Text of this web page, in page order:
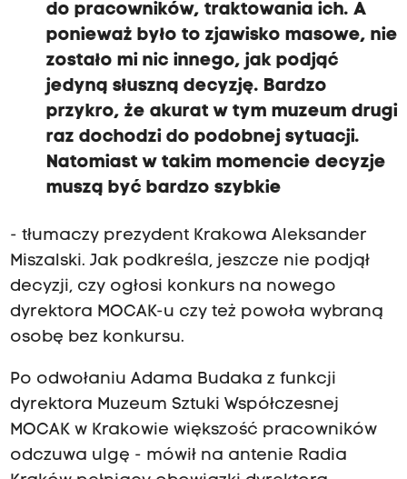
do pracowników, traktowania ich. A
ponieważ było to zjawisko masowe, nie
zostało mi nic innego, jak podjąć
jedyną słuszną decyzję. Bardzo
przykro, że akurat w tym muzeum drugi
raz dochodzi do podobnej sytuacji.
Natomiast w takim momencie decyzje
muszą być bardzo szybkie
- tłumaczy prezydent Krakowa Aleksander
Miszalski. Jak podkreśla, jeszcze nie podjął
decyzji, czy ogłosi konkurs na nowego
dyrektora MOCAK-u czy też powoła wybraną
osobę bez konkursu.
Po odwołaniu Adama Budaka z funkcji
dyrektora Muzeum Sztuki Współczesnej
MOCAK w Krakowie większość pracowników
odczuwa ulgę - mówił na antenie Radia